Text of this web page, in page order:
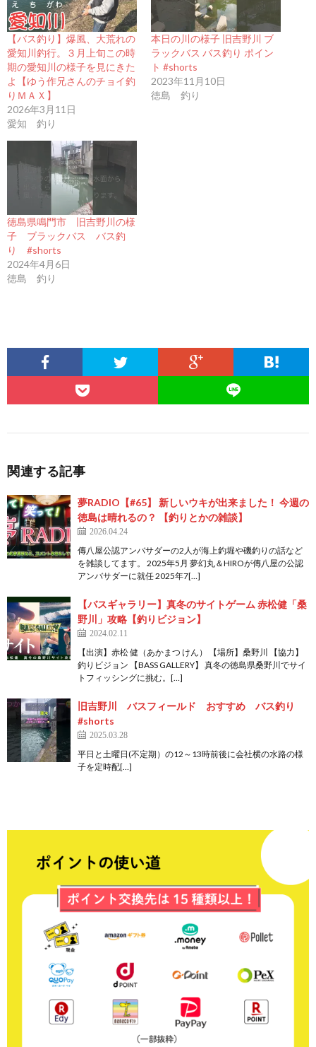
【バス釣り】爆風、大荒れの
愛知川釣行。３月上旬この時
期の愛知川の様子を見にきた
よ【ゆう作兄さんのチョイ釣
りＭＡＸ】
2026年3月11日
愛知 釣り
本日の川の様子 旧吉野川 ブ
ラックバス バス釣り ポイン
ト #shorts
2023年11月10日
徳島 釣り
徳島県鳴門市 旧吉野川の様
子 ブラックバス バス釣
り #shorts
2024年4月6日
徳島 釣り
関連する記事
夢RADIO【#65】 新しいウキが出来ました！ 今週の
徳島は晴れるの？ 【釣りとかの雑談】
2026.04.24
傳八屋公認アンバサダーの2人が海上釣堀や磯釣りの話など
を雑談してます。 2025年5月 夢幻丸＆HIROが傳八屋の公認
アンバサダーに就任 2025年7[…]
【バスギャラリー】真冬のサイトゲーム 赤松健「桑
野川」攻略【釣りビジョン】
2024.02.11
【出演】赤松 健（あかまつ けん） 【場所】桑野川 【協力】
釣りビジョン 【BASS GALLERY】 真冬の徳島県桑野川でサイ
トフィッシングに挑む。[…]
旧吉野川 バスフィールド おすすめ バス釣り
#shorts
2025.03.28
平日と土曜日(不定期）の12～13時前後に会社横の水路の様
子を定時配[…]